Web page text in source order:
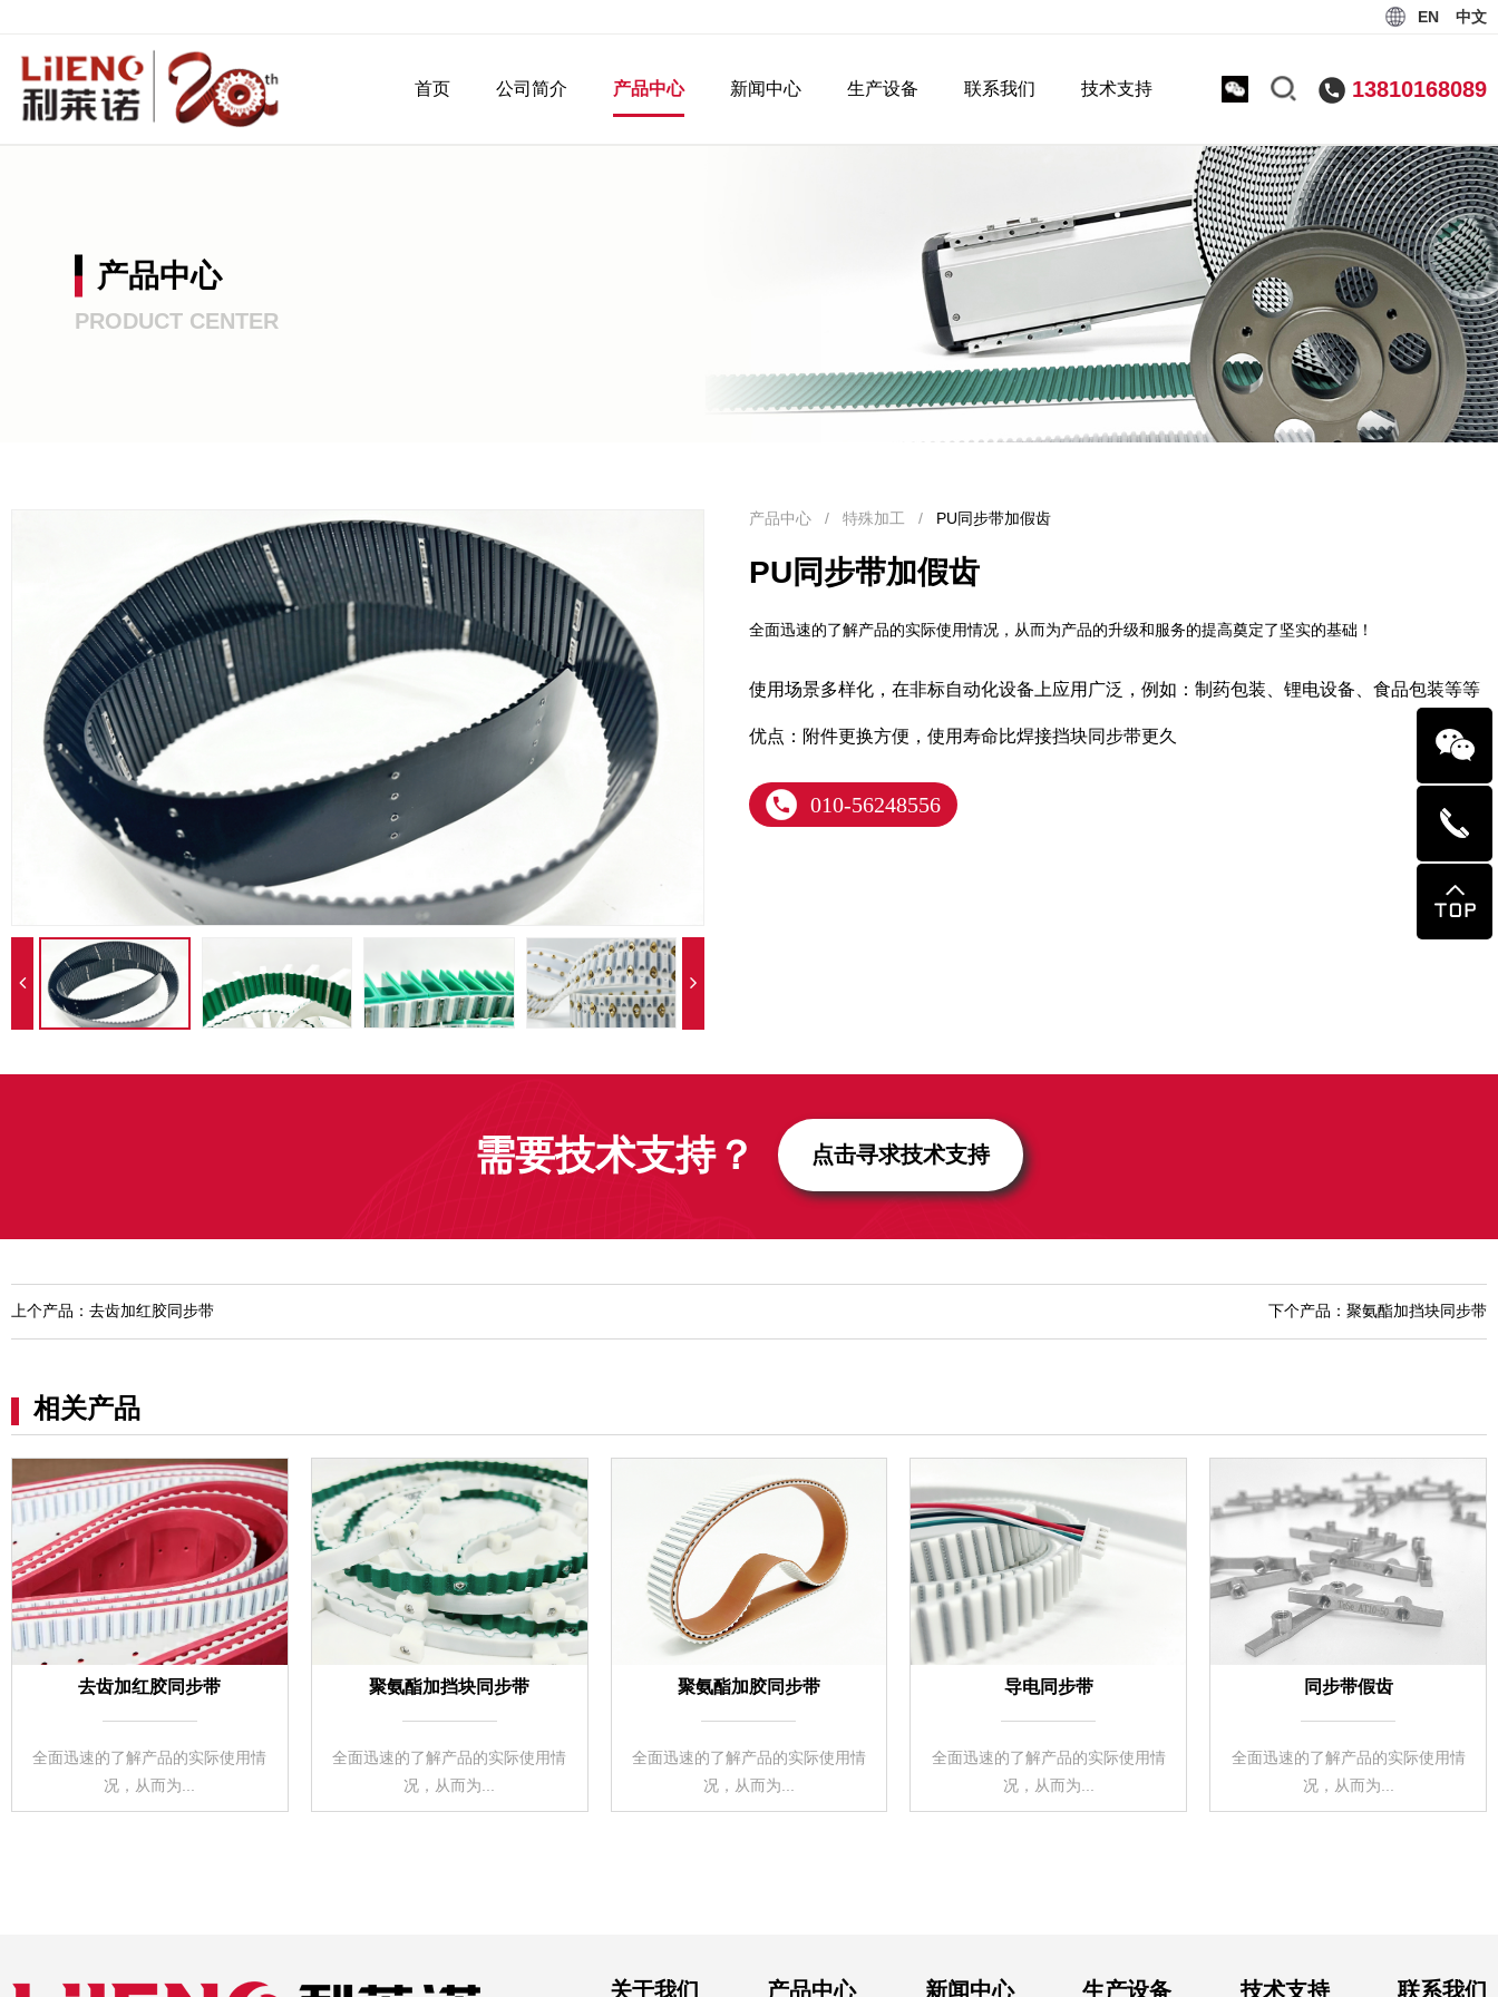
EN 中文
首页 公司简介 产品中心 新闻中心 生产设备 联系我们 技术支持 13810168089
产品中心
PRODUCT CENTER
产品中心 / 特殊加工 / PU同步带加假齿
PU同步带加假齿
全面迅速的了解产品的实际使用情况，从而为产品的升级和服务的提高奠定了坚实的基础！
使用场景多样化，在非标自动化设备上应用广泛，例如：制药包装、锂电设备、食品包装等等
优点：附件更换方便，使用寿命比焊接挡块同步带更久
010-56248556
需要技术支持？ 点击寻求技术支持
上个产品：去齿加红胶同步带 下个产品：聚氨酯加挡块同步带
相关产品
去齿加红胶同步带
全面迅速的了解产品的实际使用情
况，从而为...
聚氨酯加挡块同步带
全面迅速的了解产品的实际使用情
况，从而为...
聚氨酯加胶同步带
全面迅速的了解产品的实际使用情
况，从而为...
导电同步带
全面迅速的了解产品的实际使用情
况，从而为...
同步带假齿
全面迅速的了解产品的实际使用情
况，从而为...
关于我们 产品中心 新闻中心 生产设备 技术支持 联系我们